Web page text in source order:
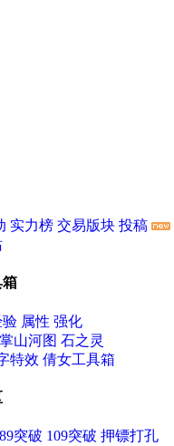
实力榜 交易版块 投稿
箱
验 属性 强化
山河图 石之灵
特效 倩女工具箱
89突破 109突破 押镖打孔